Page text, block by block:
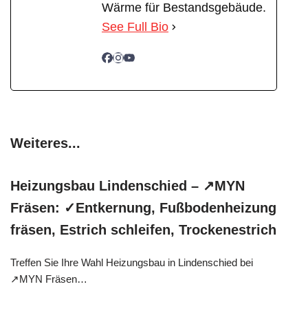
Wärme für Bestandsgebäude.
See Full Bio
Weiteres...
Heizungsbau Lindenschied – ↗️MYN
Fräsen: ✓Entkernung, Fußbodenheizung
fräsen, Estrich schleifen, Trockenestrich
Treffen Sie Ihre Wahl Heizungsbau in Lindenschied bei
↗️MYN Fräsen…